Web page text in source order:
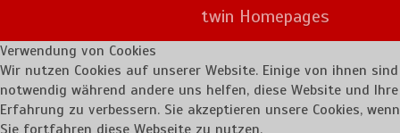
twin Homepages
Verwendung von Cookies
Wir nutzen Cookies auf unserer Website. Einige von ihnen sind
notwendig während andere uns helfen, diese Website und Ihre
Erfahrung zu verbessern. Sie akzeptieren unsere Cookies, wenn
Sie fortfahren diese Webseite zu nutzen.